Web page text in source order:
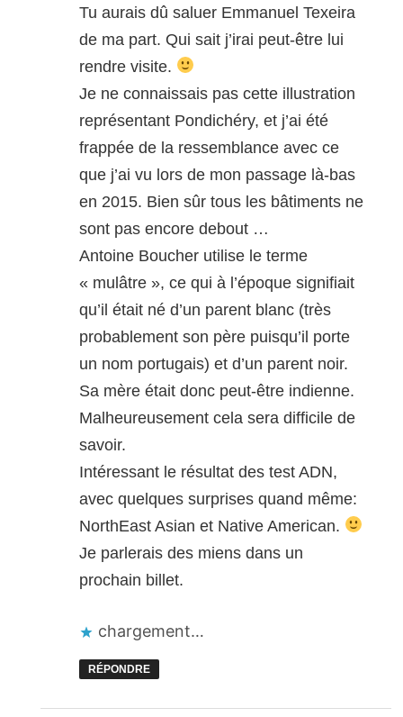
Tu aurais dû saluer Emmanuel Texeira
de ma part. Qui sait j’irai peut-être lui
rendre visite.
Je ne connaissais pas cette illustration
représentant Pondichéry, et j’ai été
frappée de la ressemblance avec ce
que j’ai vu lors de mon passage là-bas
en 2015. Bien sûr tous les bâtiments ne
sont pas encore debout …
Antoine Boucher utilise le terme
« mulâtre », ce qui à l’époque signifiait
qu’il était né d’un parent blanc (très
probablement son père puisqu’il porte
un nom portugais) et d’un parent noir.
Sa mère était donc peut-être indienne.
Malheureusement cela sera difficile de
savoir.
Intéressant le résultat des test ADN,
avec quelques surprises quand même:
NorthEast Asian et Native American.
Je parlerais des miens dans un
prochain billet.
chargement…
RÉPONDRE